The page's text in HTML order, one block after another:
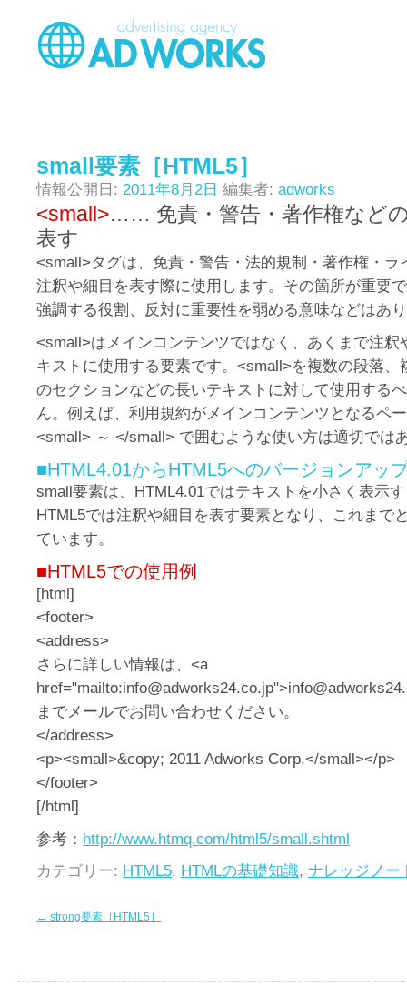
small要素［HTML5］
情報公開日: 2011年8月2日 編集者: adworks
<small>…… 免責・警告・著作権など
表す
<small>タグは、免責・警告・法的規制・著作権・ラ
注釈や細目を表す際に使用します。その箇所が重要
強調する役割、反対に重要性を弱める意味などはあ
<small>はメインコンテンツではなく、あくまで注釈
キストに使用する要素です。<small>を複数の段落、
のセクションなどの長いテキストに対して使用する
ん。例えば、利用規約がメインコンテンツとなるペ
<small> ～ </small> で囲むような使い方は適切では
■HTML4.01からHTML5へのバージョンアッ
small要素は、HTML4.01ではテキストを小さく表示
HTML5では注釈や細目を表す要素となり、これまで
ています。
■HTML5での使用例
[html]
<footer>
<address>
さらに詳しい情報は、<a
までメールでお問い合わせください。
</address>
<p><small>&copy; 2011 Adworks Corp.</small></p>
</footer>
[/html]
参考： http://www.htmq.com/html5/small.shtml
カテゴリー: HTML5, HTMLの基礎知識, ナレッジノー
← strong要素［HTML5］